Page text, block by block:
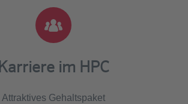
Karriere im HPC
Attraktives Gehaltspaket